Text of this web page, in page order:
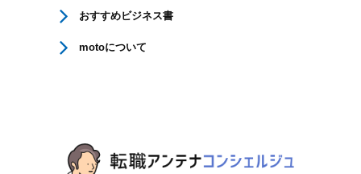
おすすめビジネス書
motoについて